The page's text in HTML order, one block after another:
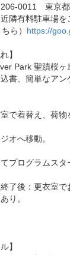
206-0011 東京
近隣有料駐車場を
ら） https://
】
Park 聖蹟桜ヶ
書、簡単なア
で着替え、荷物
オへ移動。
プログラムスタ
了後：更衣室
り。
】